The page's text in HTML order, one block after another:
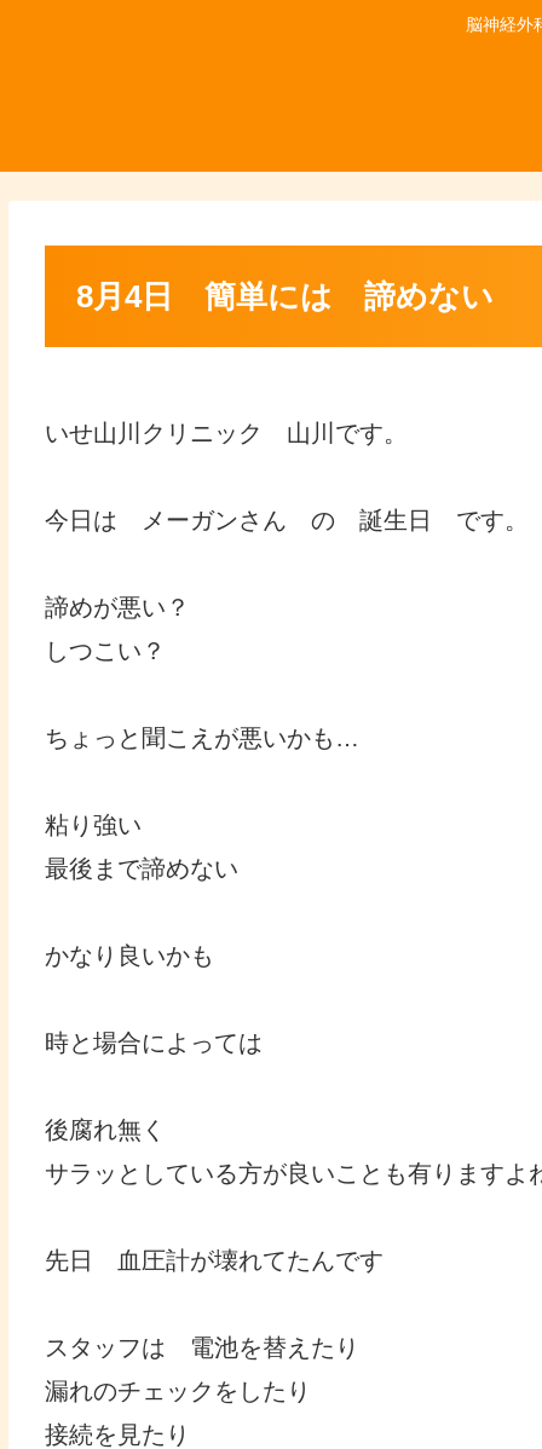
脳神経外
8月4日 簡単には 諦めない
いせ山川クリニック 山川です。
今日は メーガンさん の 誕生日 です。
諦めが悪い？
しつこい？
ちょっと聞こえが悪いかも…
粘り強い
最後まで諦めない
かなり良いかも
時と場合によっては
後腐れ無く
サラッとしている方が良いことも有りますよ
先日 血圧計が壊れてたんです
スタッフは 電池を替えたり
漏れのチェックをしたり
接続を見たり